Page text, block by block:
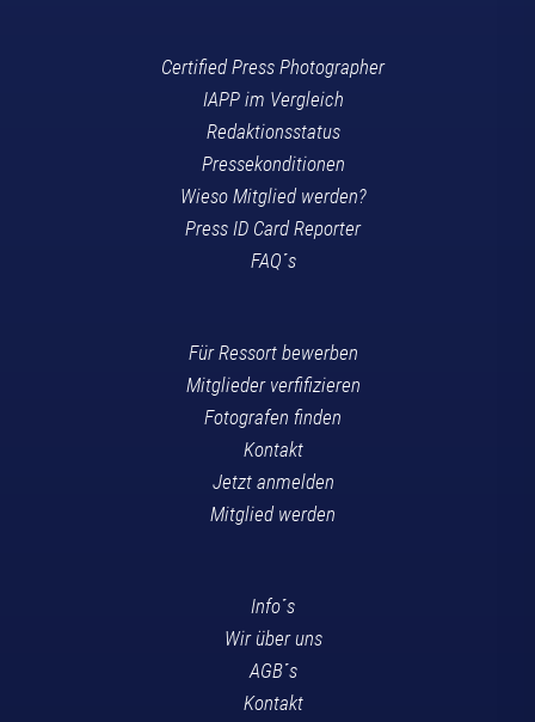
Certified Press Photographer
IAPP im Vergleich
Redaktionsstatus
Pressekonditionen
Wieso Mitglied werden?
Press ID Card Reporter
FAQ´s
Für Ressort bewerben
Mitglieder verfifizieren
Fotografen finden
Kontakt
Jetzt anmelden
Mitglied werden
Info´s
Wir über uns
AGB´s
Kontakt